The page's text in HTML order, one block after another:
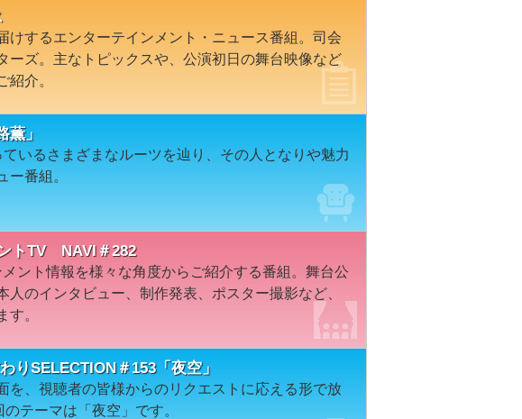
けするエンターテインメント・ニュース番組。司会
ーズ。主なトピックスや、公演初日の舞台映像など
紹介。
薫」
いるさまざまなルーツを辿り、その人となりや魅力
ー番組。
トTV NAVI＃282
ント情報を様々な角度からご紹介する番組。舞台公
人のインタビュー、制作発表、ポスター撮影など、
す。
りSELECTION＃153「夜空」
を、視聴者の皆様からのリクエストに応える形で放
テーマは「夜空」です。